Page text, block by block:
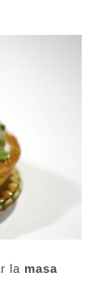
la masa